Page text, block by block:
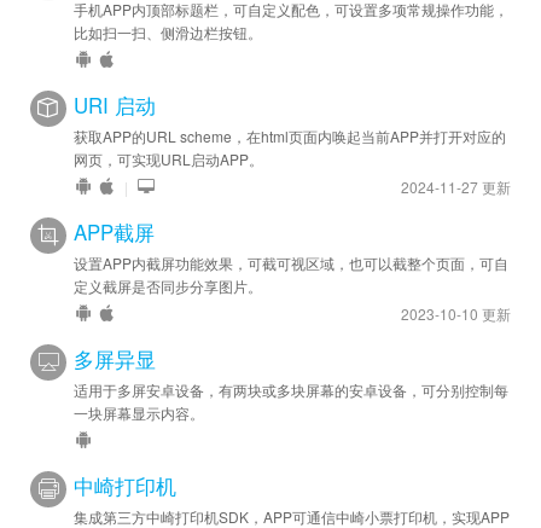
手机APP内顶部标题栏，可自定义配色，可设置多项常规操作功能，
比如扫一扫、侧滑边栏按钮。
URI 启动
获取APP的URL scheme，在html页面内唤起当前APP并打开对应的
网页，可实现URL启动APP。
|
2024-11-27 更新
APP截屏
设置APP内截屏功能效果，可截可视区域，也可以截整个页面，可自
定义截屏是否同步分享图片。
2023-10-10 更新
多屏异显
适用于多屏安卓设备，有两块或多块屏幕的安卓设备，可分别控制每
一块屏幕显示内容。
中崎打印机
集成第三方中崎打印机SDK，APP可通信中崎小票打印机，实现APP